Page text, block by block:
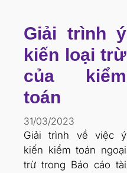
Giải trình ý
kiến loại trừ
của kiểm
toán
31/03/2023
Giải trình về việc ý
kiến kiểm toán ngoại
trừ trong Báo cáo tài